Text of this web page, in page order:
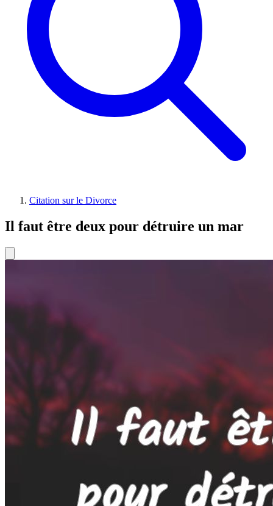
Citation sur le Divorce
Il faut être deux pour détruire un mar